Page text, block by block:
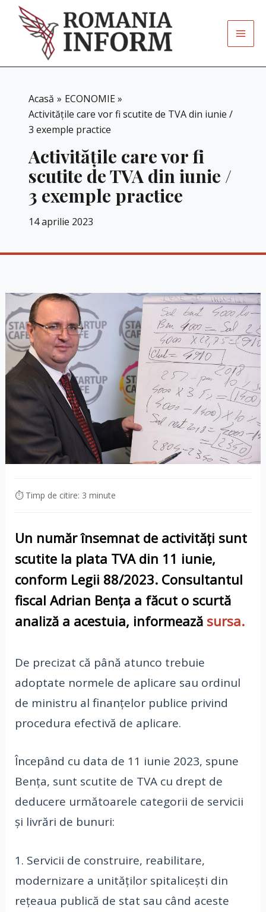
content
Acasă
ECONOMIE
Activitățile care vor fi scutite de TVA din iunie /
3 exemple practice
Activitățile care vor fi
scutite de TVA din iunie /
3 exemple practice
14 aprilie 2023
⏱ Timp de citire: 3 minute
Un număr însemnat de activități sunt
scutite la plata TVA din 11 iunie,
conform Legii 88/2023. Consultantul
fiscal Adrian Bența a făcut o scurtă
analiză a acestuia, informeazăsursa.
De precizat că până atunco trebuie
adoptate normele de aplicare sau ordinul
de ministru al finanțelor publice privind
procedura efectivă de aplicare.
Începând cu data de 11 iunie 2023, spune
Bența, sunt scutite de TVA cu drept de
deducere următoarele categorii de servicii
și livrări de bunuri:
1. Servicii de construire, reabilitare,
modernizare a unităților spitalicești din
rețeaua publică de stat sau când aceste